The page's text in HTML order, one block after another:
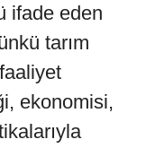
ifade eden
tarım
ekonomisi,